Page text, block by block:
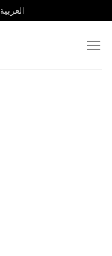
to
content
العربية